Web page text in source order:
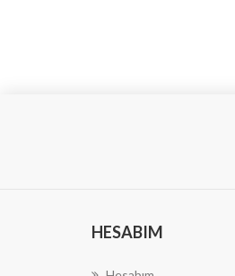
HESABIM